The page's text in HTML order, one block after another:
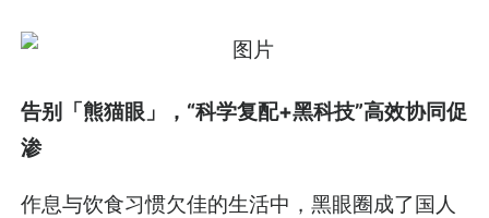
告别「熊猫眼」，“科学复配+黑科技”高效协同促
渗
作息与饮食习惯欠佳的生活中­­，黑眼圈成了国人